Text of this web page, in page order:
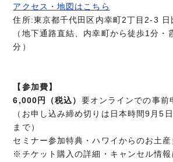
アクセス・地図はこちら
住所:東京都千代田区内幸町2丁目2-3 日
（地下通路直結、内幸町から徒歩1分・
分）
【参加費】
6,000円（税込） 要オンラインでの事
（お申し込み締め切りは日本時間9月5
まで）
セミナー参加特典・ハワイからのお土産
※チケット購入の詳細・キャンセル情報